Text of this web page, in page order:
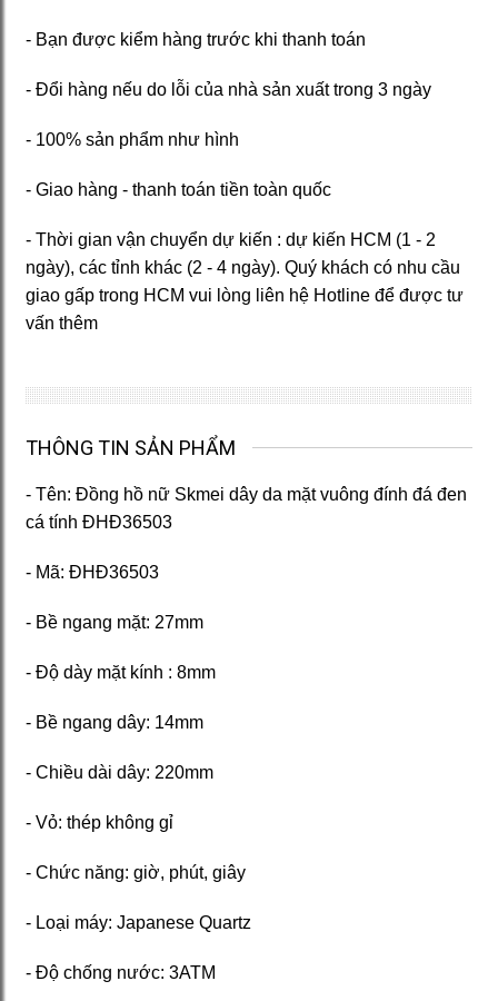
- Bạn được kiểm hàng trước khi thanh toán
- Đổi hàng nếu do lỗi của nhà sản xuất trong 3 ngày
- 100% sản phẩm như hình
- Giao hàng - thanh toán tiền toàn quốc
- Thời gian vận chuyển dự kiến : dự kiến HCM (1 - 2
ngày), các tỉnh khác (2 - 4 ngày). Quý khách có nhu cầu
giao gấp trong HCM vui lòng liên hệ Hotline để được tư
vấn thêm
THÔNG TIN SẢN PHẨM
- Tên: Đồng hồ nữ Skmei dây da mặt vuông đính đá đen
cá tính ĐHĐ36503
- Mã: ĐHĐ36503
- Bề ngang mặt: 27mm
- Độ dày mặt kính : 8mm
- Bề ngang dây: 14mm
- Chiều dài dây: 220mm
- Vỏ: thép không gỉ
- Chức năng: giờ, phút, giây
- Loại máy: Japanese Quartz
- Độ chống nước: 3ATM